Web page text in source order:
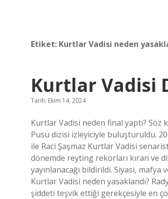
Etiket: Kurtlar Vadisi neden
Kurtlar Vadisi
Tarih: Ekim 14, 2024
Kurtlar Vadisi neden final yaptı? Söz
Pusu dizisi izleyiciyle buluşturuldu.
ile Raci Şaşmaz Kurtlar Vadisi
dönemde reyting rekorları kıran ve
yayınlanacağı bildirildi. Siyasi,
Kurtlar Vadisi neden yasaklandı?
şiddeti teşvik ettiği gerekçesiyle en